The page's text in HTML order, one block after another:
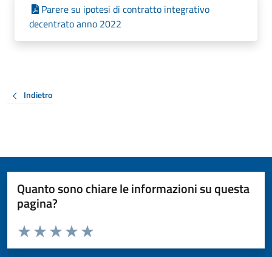
Parere su ipotesi di contratto integrativo
decentrato anno 2022
Indietro
Quanto sono chiare le informazioni su questa
pagina?
Valuta da 1 a 5 stelle la pagina
Valuta 5 stelle su 5
Valuta 4 stelle su 5
Valuta 3 stelle su 5
Valuta 2 stelle su 5
Valuta 1 stelle su 5